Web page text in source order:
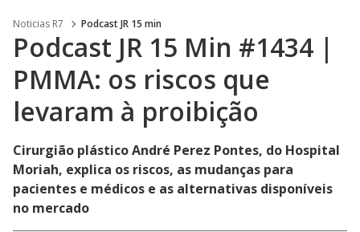
Noticias R7 Podcast JR 15 min
Podcast JR 15 Min #1434 |
PMMA: os riscos que
levaram à proibição
Cirurgião plástico André Perez Pontes, do Hospital
Moriah, explica os riscos, as mudanças para
pacientes e médicos e as alternativas disponíveis
no mercado